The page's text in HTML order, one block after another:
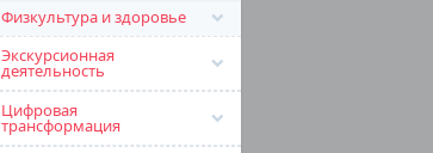
Физкультура и здоровье
Экскурсионная
деятельность
Цифровая
трансформация